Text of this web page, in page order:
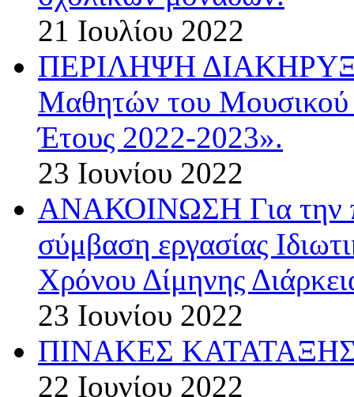
21 Ιουλίου 2022
ΠΕΡΙΛΗΨΗ
Μαθητών του Μουσικού
Έτους 2022-2023».
23 Ιουνίου 2022
ΑΝΑΚΟΙΝΩΣΗ Για την
σύμβαση εργασίας
Χρόνου Δίμηνης
23 Ιουνίου 2022
ΠΙΝΑΚΕΣ
22 Ιουνίου 2022